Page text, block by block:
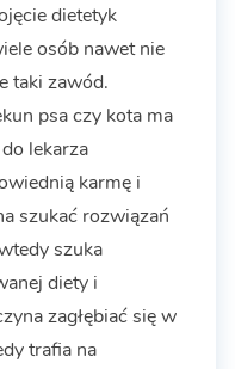
dietetyk
osób nawet nie
taki zawód.
psa czy kota ma
lekarza
karmę i
szukać rozwiązań
szuka
diety i
zagłębiać się w
trafia na